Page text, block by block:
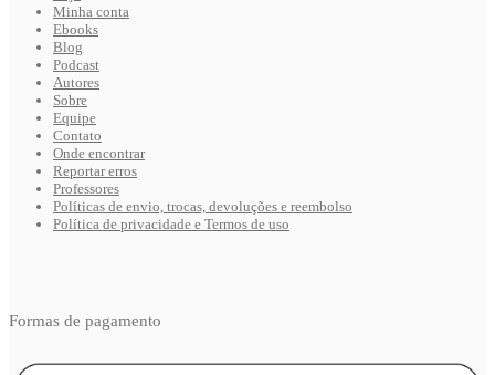
Minha conta
Ebooks
Blog
Podcast
Autores
Sobre
Equipe
Contato
Onde encontrar
Reportar erros
Professores
Políticas de envio, trocas, devoluções e reembolso
Política de privacidade e Termos de uso
Formas de pagamento